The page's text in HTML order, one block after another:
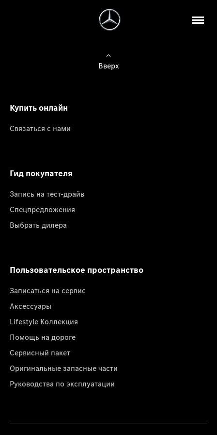
Вверх
Купить онлайн
Связаться с нами
Гид покупателя
Запись на тест-драйв
Спецпредложения
Выбрать дилера
Пользовательское пространство
Записаться на сервис
Аксессуары
Lifestyle Коллекция
Помощь на дороге
Сервисный пакет
Оригинальные запасные части
Руководства по эксплуатации